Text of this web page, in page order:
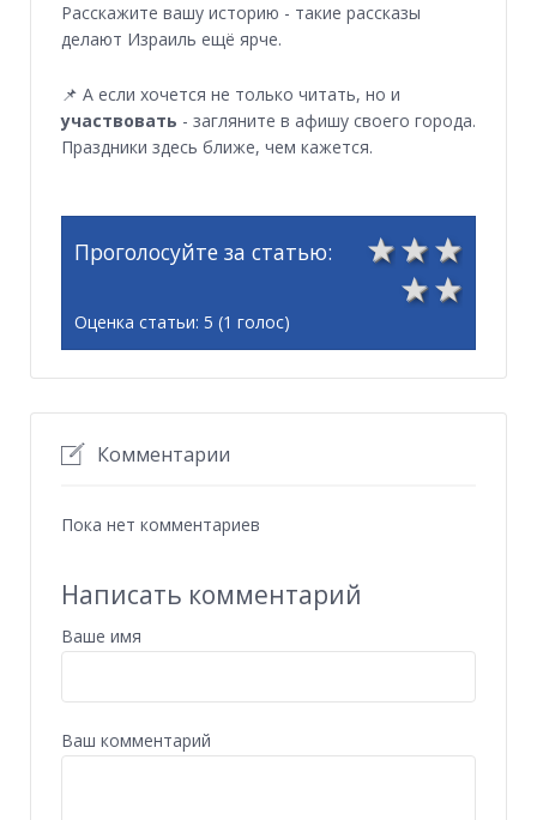
Расскажите вашу историю - такие рассказы
делают Израиль ещё ярче.
📌 А если хочется не только читать, но и
участвовать - загляните в афишу своего города.
Праздники здесь ближе, чем кажется.
Проголосуйте за статью: 4
3
1
Оценка статьи: 5 (1 голос)
Комментарии
Пока нет комментариев
Написать комментарий
Ваше имя
Ваш комментарий